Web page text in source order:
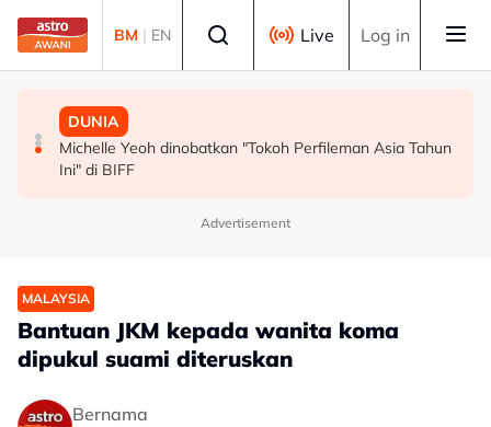
Skip to main content
BM | EN Live Log in
MALAYSIA
Persepsi negatif terhadap Bukit Malut tidak berasaskan
fakta - Ahli Akademik
MALAYSIA
Insiden rempuhan Jalan Ampang: Pendakwaan bantah
permohonan batal pertuduhan bunuh
DUNIA
Michelle Yeoh dinobatkan "Tokoh Perfileman Asia Tahun
Ini" di BIFF
Advertisement
MALAYSIA
Bantuan JKM kepada wanita koma
dipukul suami diteruskan
Bernama